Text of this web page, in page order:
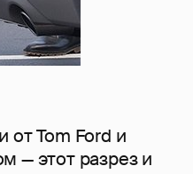
Tom Ford и
— этот разрез и